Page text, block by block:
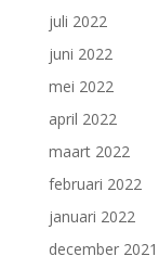
juli 2022
juni 2022
mei 2022
april 2022
maart 2022
februari 2022
januari 2022
december 2021